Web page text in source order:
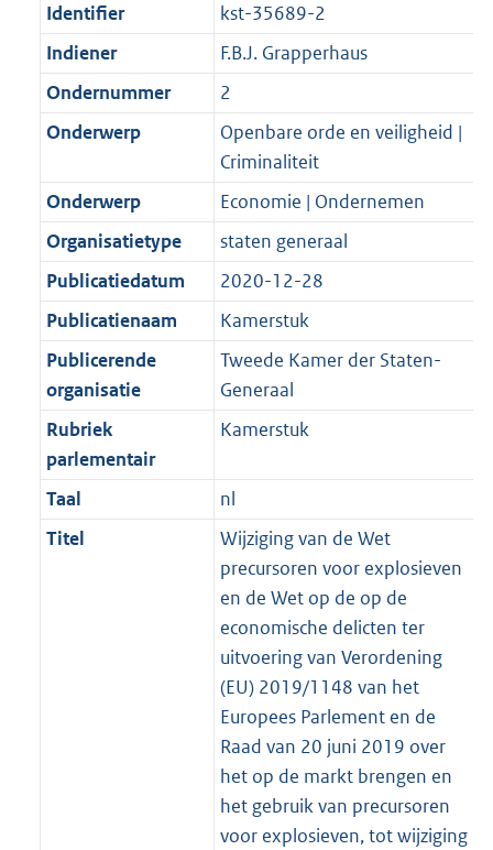
Identifier
kst-35689-2
Indiener
F.B.J. Grapperhaus
Ondernummer
2
Onderwerp
Openbare orde en veiligheid |
Criminaliteit
Onderwerp
Economie | Ondernemen
Organisatietype
staten generaal
Publicatiedatum
2020-12-28
Publicatienaam
Kamerstuk
Publicerende
organisatie
Tweede Kamer der Staten-
Generaal
Rubriek
parlementair
Kamerstuk
Taal
nl
Titel
Wijziging van de Wet
precursoren voor explosieven
en de Wet op de op de
economische delicten ter
uitvoering van Verordening
(EU) 2019/1148 van het
Europees Parlement en de
Raad van 20 juni 2019 over
het op de markt brengen en
het gebruik van precursoren
voor explosieven, tot wijziging